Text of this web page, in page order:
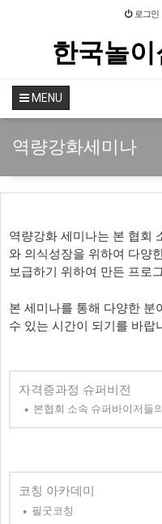
로그인
한국놀
MENU
역량강화세미나
역량강화 세미나는 본 협회
와 의식성장을 위하여 다양
보급하기 위하여 만든 프로
본 세미나를 통해 다양한 분
수 있는 시간이 되기를 바랍
자격증과정 슈퍼비전
● 본협회 소속 슈퍼바이저들
코칭 아카데미
​● 필굿코칭